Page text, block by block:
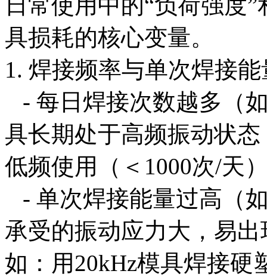
日常使用中的“负荷强度
具损耗的核心变量。
1. 焊接频率与单次焊接
- 每日焊接次数越多（
具长期处于高频振动状
低频使用（＜1000次/天
- 单次焊接能量过高（
承受的振动应力大，易
如：用20kHz模具焊接硬